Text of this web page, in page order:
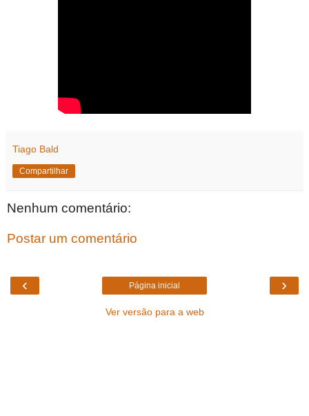
Tiago Bald
Compartilhar
Nenhum comentário:
Postar um comentário
‹ ›
Página inicial
Ver versão para a web